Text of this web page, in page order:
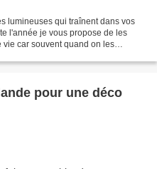
lumineuses qui traînent dans vos
l'année je vous propose de les
car souvent quand on les
pour une déco